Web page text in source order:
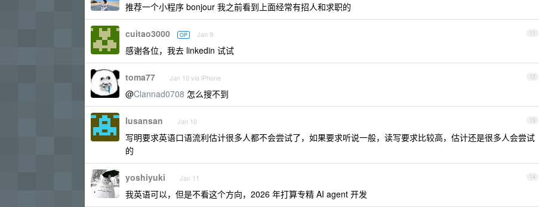
推荐一个小程序 bonjour 我之前看到上面经常有招人和求职的
11
cuitao3000 OP Jan 9
感谢各位，我去 linkedin 试试
12
toma77 Jan 10 via iPhone
@Clannad0708 怎么搜不到
13
lusansan Jan 10
写明要求英语口语流利估计很多人都不会尝试了，如果要求听说一般，读写要求比较高，估计还是很多人会尝试
的
14
yoshiyuki Jan 11
我英语可以，但是不看这个方向，2026 年打算专精 AI agent 开发